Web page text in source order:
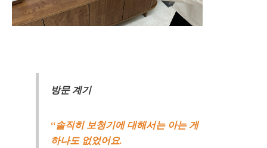
방문 계기
“솔직히 보청기에 대해서는 아는 게
하나도 없었어요.